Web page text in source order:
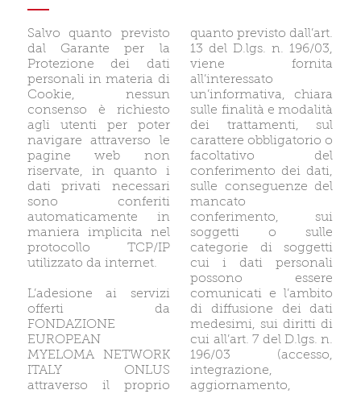
Salvo quanto previsto
dal Garante per la
Protezione dei dati
personali in materia di
Cookie, nessun
consenso è richiesto
agli utenti per poter
navigare attraverso le
pagine web non
riservate, in quanto i
dati privati necessari
sono conferiti
automaticamente in
maniera implicita nel
protocollo TCP/IP
utilizzato da internet.
L’adesione ai servizi
offerti da
FONDAZIONE
EUROPEAN
MYELOMA NETWORK
ITALY ONLUS
attraverso il proprio
quanto previsto dall’art.
13 del D.lgs. n. 196/03,
viene fornita
all’interessato
un’informativa, chiara
sulle finalità e modalità
dei trattamenti, sul
carattere obbligatorio o
facoltativo del
conferimento dei dati,
sulle conseguenze del
mancato
conferimento, sui
soggetti o sulle
categorie di soggetti
cui i dati personali
possono essere
comunicati e l’ambito
di diffusione dei dati
medesimi, sui diritti di
cui all’art. 7 del D.lgs. n.
196/03 (accesso,
integrazione,
aggiornamento,